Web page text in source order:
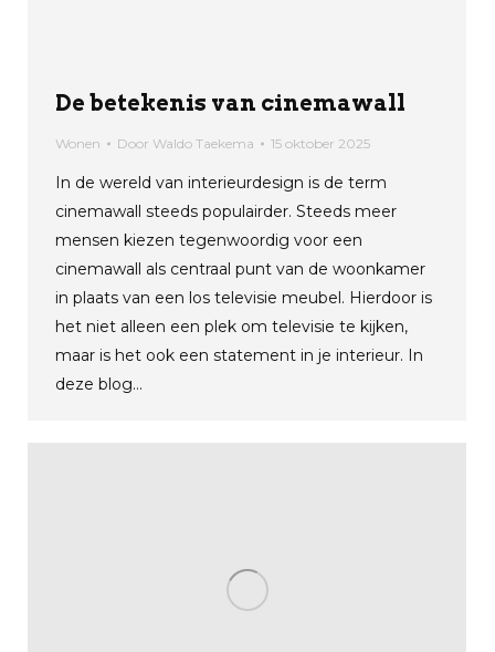
De betekenis van cinemawall
Wonen Door Waldo Taekema 15 oktober 2025
In de wereld van interieurdesign is de term
cinemawall steeds populairder. Steeds meer
mensen kiezen tegenwoordig voor een
cinemawall als centraal punt van de woonkamer
in plaats van een los televisie meubel. Hierdoor is
het niet alleen een plek om televisie te kijken,
maar is het ook een statement in je interieur. In
deze blog…